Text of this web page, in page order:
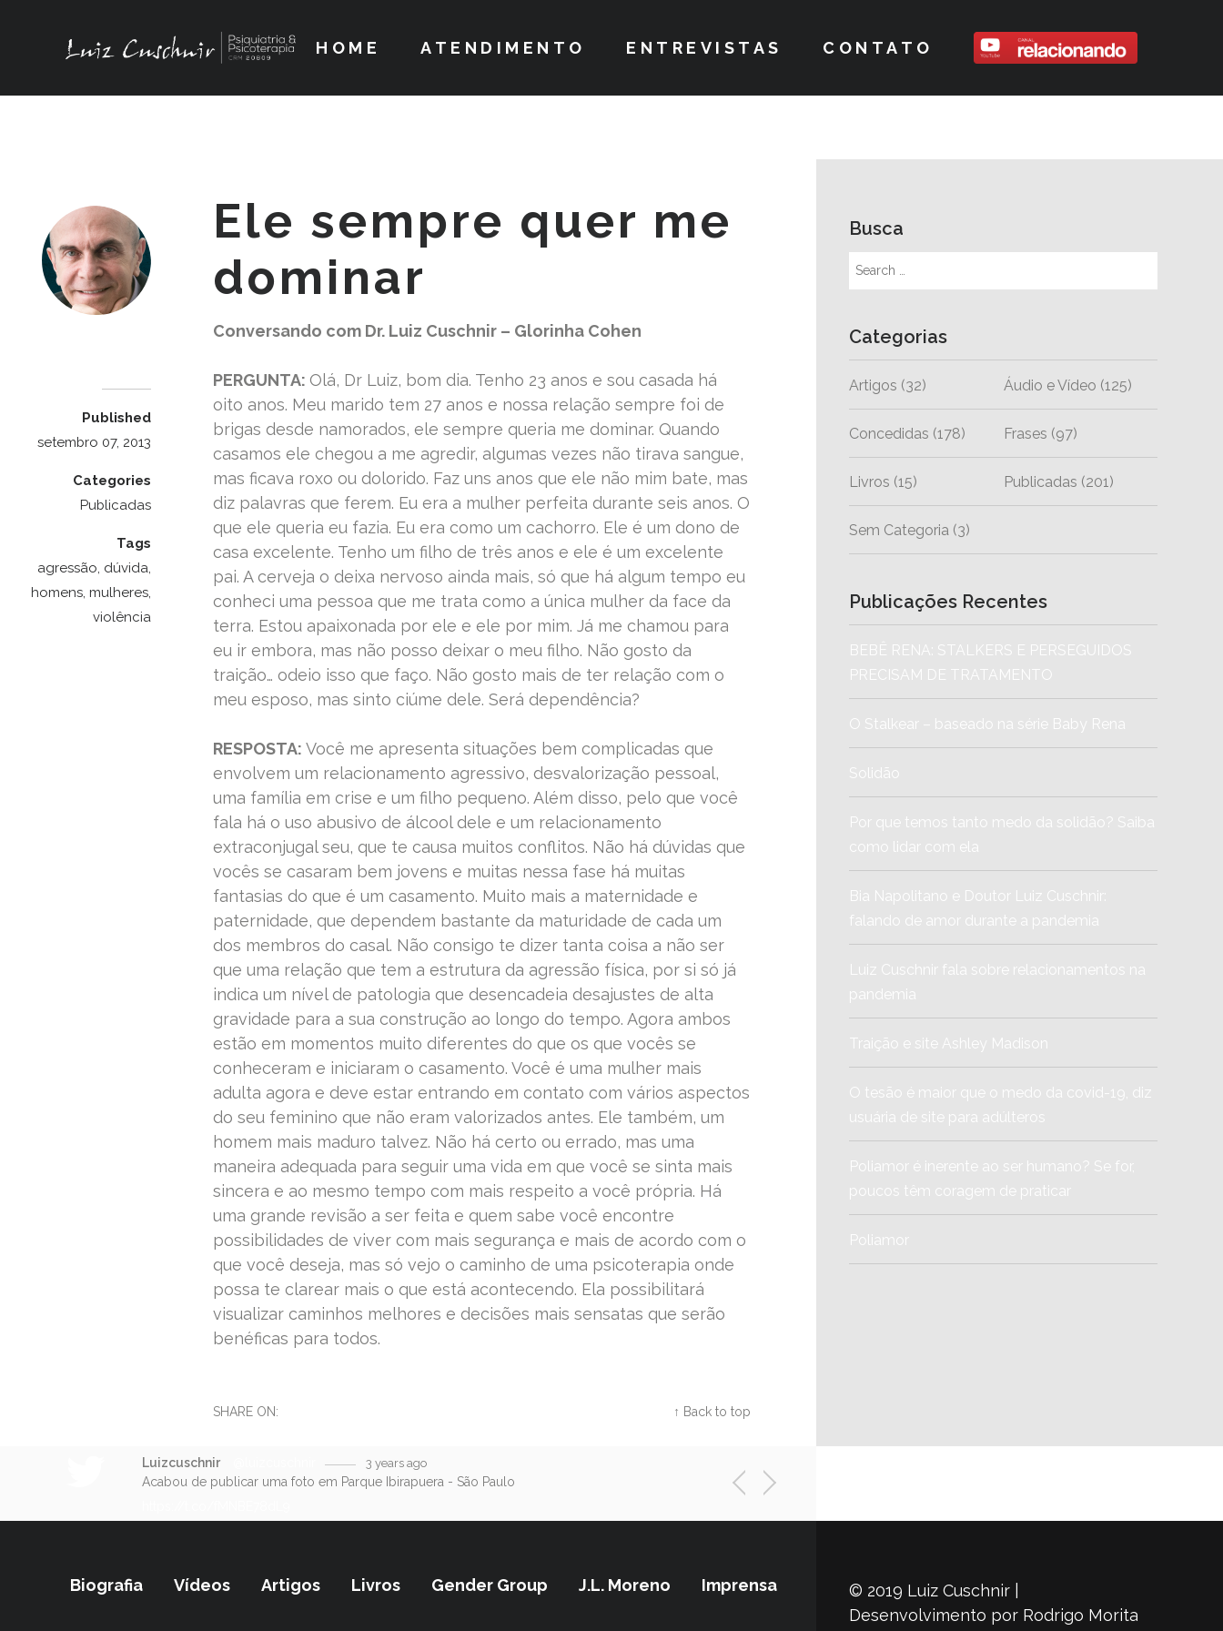
HOME ATENDIMENTO ENTREVISTAS CONTATO
Ele sempre quer me
dominar
Conversando com Dr. Luiz Cuschnir – Glorinha Cohen
PERGUNTA: Olá, Dr Luiz, bom dia. Tenho 23 anos e sou casada há
oito anos. Meu marido tem 27 anos e nossa relação sempre foi de
brigas desde namorados, ele sempre queria me dominar. Quando
casamos ele chegou a me agredir, algumas vezes não tirava sangue,
mas ficava roxo ou dolorido. Faz uns anos que ele não mim bate, mas
diz palavras que ferem. Eu era a mulher perfeita durante seis anos. O
que ele queria eu fazia. Eu era como um cachorro. Ele é um dono de
casa excelente. Tenho um filho de três anos e ele é um excelente
pai. A cerveja o deixa nervoso ainda mais, só que há algum tempo eu
conheci uma pessoa que me trata como a única mulher da face da
terra. Estou apaixonada por ele e ele por mim. Já me chamou para
eu ir embora, mas não posso deixar o meu filho. Não gosto da
traição… odeio isso que faço. Não gosto mais de ter relação com o
meu esposo, mas sinto ciúme dele. Será dependência?
RESPOSTA: Você me apresenta situações bem complicadas que
envolvem um relacionamento agressivo, desvalorização pessoal,
uma família em crise e um filho pequeno. Além disso, pelo que você
fala há o uso abusivo de álcool dele e um relacionamento
extraconjugal seu, que te causa muitos conflitos. Não há dúvidas que
vocês se casaram bem jovens e muitas nessa fase há muitas
fantasias do que é um casamento. Muito mais a maternidade e
paternidade, que dependem bastante da maturidade de cada um
dos membros do casal. Não consigo te dizer tanta coisa a não ser
que uma relação que tem a estrutura da agressão física, por si só já
indica um nível de patologia que desencadeia desajustes de alta
gravidade para a sua construção ao longo do tempo. Agora ambos
estão em momentos muito diferentes do que os que vocês se
conheceram e iniciaram o casamento. Você é uma mulher mais
adulta agora e deve estar entrando em contato com vários aspectos
do seu feminino que não eram valorizados antes. Ele também, um
homem mais maduro talvez. Não há certo ou errado, mas uma
maneira adequada para seguir uma vida em que você se sinta mais
sincera e ao mesmo tempo com mais respeito a você própria. Há
uma grande revisão a ser feita e quem sabe você encontre
possibilidades de viver com mais segurança e mais de acordo com o
que você deseja, mas só vejo o caminho de uma psicoterapia onde
possa te clarear mais o que está acontecendo. Ela possibilitará
visualizar caminhos melhores e decisões mais sensatas que serão
benéficas para todos.
Published
setembro 07, 2013
Categories
Publicadas
Tags
agressão, dúvida,
homens,mulheres,
violência
SHARE ON: ↑ Back to top
Busca
Categorias
Artigos (32) Áudio e Vídeo (125)
Concedidas (178) Frases (97)
Livros (15) Publicadas (201)
Sem Categoria (3)
Publicações Recentes
BEBÊ RENA: STALKERS E PERSEGUIDOS
PRECISAM DE TRATAMENTO
O Stalkear – baseado na série Baby Rena
Solidão
Por que temos tanto medo da solidão? Saiba
como lidar com ela
Bia Napolitano e Doutor Luiz Cuschnir:
falando de amor durante a pandemia
Luiz Cuschnir fala sobre relacionamentos na
pandemia
Traição e site Ashley Madison
O tesão é maior que o medo da covid-19, diz
usuária de site para adúlteros
Poliamor é inerente ao ser humano? Se for,
poucos têm coragem de praticar
Poliamor
Luizcuschnir 3 years ago
Acabou de publicar uma foto em Parque Ibirapuera - São Paulo
P
e
v
s
N
e
x
t
Biografia Vídeos Artigos Livros Gender Group J.L. Moreno Imprensa
© 2019 Luiz Cuschnir |
Desenvolvimento por Rodrigo Morita